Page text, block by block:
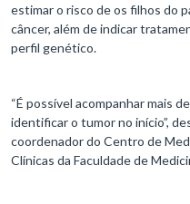
estimar o risco de os filhos do
câncer, além de indicar
perfil genético.
“É possível acompanhar mais
identificar o tumor no início”,
coordenador do Centro de
Clínicas da Faculdade de